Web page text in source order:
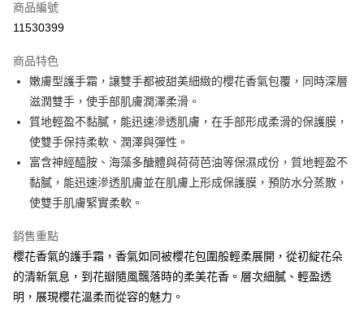
信用卡分期付款
合作金庫商業銀行
華南商業銀行
彰化商業銀行
上海商業儲蓄銀行
國泰世華商業銀行
兆豐國際商業銀行
臺灣中小企業銀行
匯豐（台灣）商業銀行
華泰商業銀行
聯邦商業銀行
遠東國際商業銀行
元大商業銀行
永豐商業銀行
玉山商業銀行
台灣樂天信用卡公司
LINE Pay
Apple Pay
街口支付
ATM付款
運送方式
測試中請勿選取(全家)
每筆NT$9,999
測試中請勿選取(萊爾富)
每筆NT$9,999
商品編號
11530399
商品特色
嫩膚型護手霜，讓雙手都被甜美細緻的櫻花香氣包覆，同時深層
滋潤雙手，使手部肌膚潤澤柔滑。
質地輕盈不黏膩，能迅速滲透肌膚，在手部形成柔滑的保護膜，
使雙手保持柔軟、潤澤與彈性。
富含神經醯胺、海藻多醣體與荷荷芭油等保濕成份，質地輕盈不
黏膩，能迅速滲透肌膚並在肌膚上形成保護膜，預防水分蒸散，
使雙手肌膚緊實柔軟。
銷售重點
櫻花香氣的護手霜，香氣如同被櫻花包圍般輕柔展開，從初綻花朵
的清新氣息，到花瓣隨風飄落時的柔美花香。層次細膩、輕盈透
明，展現櫻花溫柔而從容的魅力。